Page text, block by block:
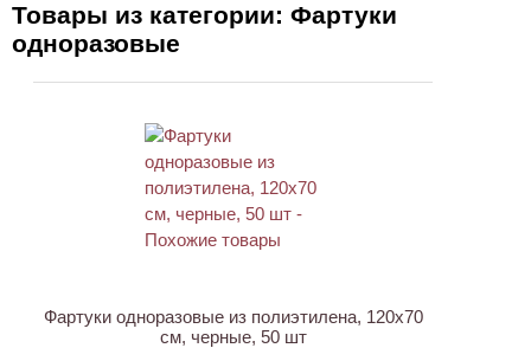
Товары из категории: Фартуки
одноразовые
Фартуки одноразовые из полиэтилена, 120х70
см, черные, 50 шт